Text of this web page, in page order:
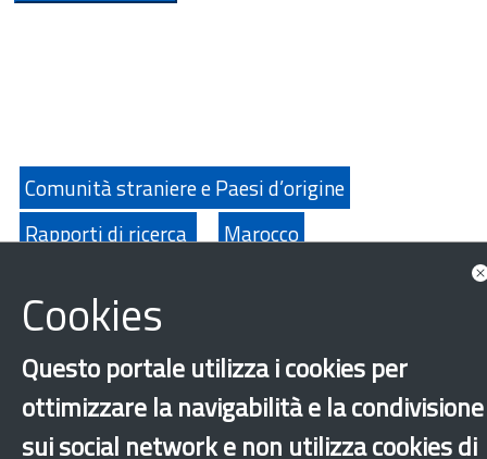
Comunità straniere e Paesi d’origine
Rapporti di ricerca
Marocco
Approfondimenti
Cookies
Questo portale utilizza i cookies per
ottimizzare la navigabilità e la condivisione
sui social network e non utilizza cookies di